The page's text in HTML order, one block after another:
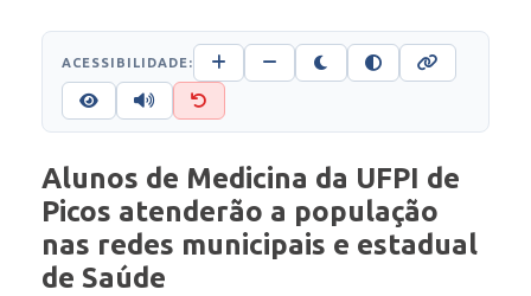
ACESSIBILIDADE:
Alunos de Medicina da UFPI de
Picos atenderão a população
nas redes municipais e estadual
de Saúde